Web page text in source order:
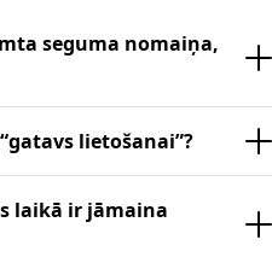
seguma nomaiņa,
lietošanai”?
laikā ir jāmaina